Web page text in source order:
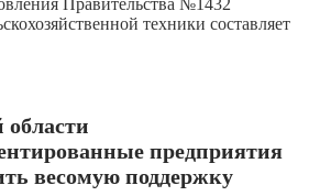
техники составляет
области
предприятия
весомую поддержку